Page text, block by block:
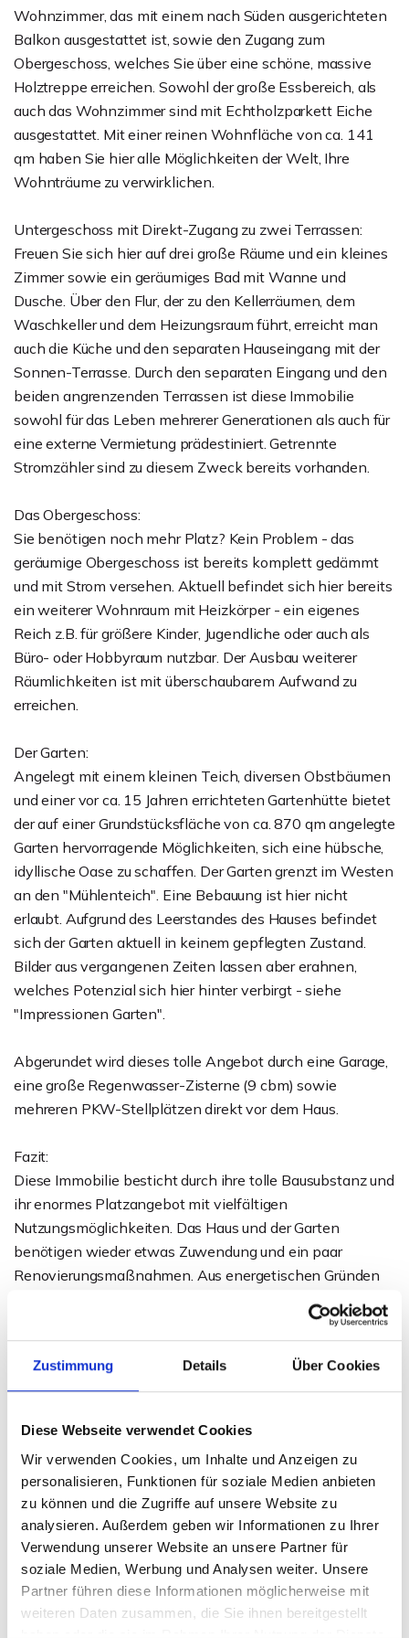
Zustimmung Details Über Cookies
Diese Webseite verwendet Cookies
Wir verwenden Cookies, um Inhalte und Anzeigen zu
personalisieren, Funktionen für soziale Medien anbieten
zu können und die Zugriffe auf unsere Website zu
analysieren. Außerdem geben wir Informationen zu Ihrer
Verwendung unserer Website an unsere Partner für
soziale Medien, Werbung und Analysen weiter. Unsere
Partner führen diese Informationen möglicherweise mit
weiteren Daten zusammen, die Sie ihnen bereitgestellt
haben oder die sie im Rahmen Ihrer Nutzung der Dienste
Wohnzimmer, das mit einem nach Süden ausgerichteten
Balkon ausgestattet ist, sowie den Zugang zum
Obergeschoss, welches Sie über eine schöne, massive
Holztreppe erreichen. Sowohl der große Essbereich, als
auch das Wohnzimmer sind mit Echtholzparkett Eiche
ausgestattet. Mit einer reinen Wohnfläche von ca. 141
qm haben Sie hier alle Möglichkeiten der Welt, Ihre
Wohnträume zu verwirklichen.
Untergeschoss mit Direkt-Zugang zu zwei Terrassen:
Freuen Sie sich hier auf drei große Räume und ein kleines
Zimmer sowie ein geräumiges Bad mit Wanne und
Dusche. Über den Flur, der zu den Kellerräumen, dem
Waschkeller und dem Heizungsraum führt, erreicht man
auch die Küche und den separaten Hauseingang mit der
Sonnen-Terrasse. Durch den separaten Eingang und den
beiden angrenzenden Terrassen ist diese Immobilie
sowohl für das Leben mehrerer Generationen als auch für
eine externe Vermietung prädestiniert. Getrennte
Stromzähler sind zu diesem Zweck bereits vorhanden.
Das Obergeschoss:
Sie benötigen noch mehr Platz? Kein Problem - das
geräumige Obergeschoss ist bereits komplett gedämmt
und mit Strom versehen. Aktuell befindet sich hier bereits
ein weiterer Wohnraum mit Heizkörper - ein eigenes
Reich z.B. für größere Kinder, Jugendliche oder auch als
Büro- oder Hobbyraum nutzbar. Der Ausbau weiterer
Räumlichkeiten ist mit überschaubarem Aufwand zu
erreichen.
Der Garten:
Angelegt mit einem kleinen Teich, diversen Obstbäumen
und einer vor ca. 15 Jahren errichteten Gartenhütte bietet
der auf einer Grundstücksfläche von ca. 870 qm angelegte
Garten hervorragende Möglichkeiten, sich eine hübsche,
idyllische Oase zu schaffen. Der Garten grenzt im Westen
an den "Mühlenteich". Eine Bebauung ist hier nicht
erlaubt. Aufgrund des Leerstandes des Hauses befindet
sich der Garten aktuell in keinem gepflegten Zustand.
Bilder aus vergangenen Zeiten lassen aber erahnen,
welches Potenzial sich hier hinter verbirgt - siehe
"Impressionen Garten".
Abgerundet wird dieses tolle Angebot durch eine Garage,
eine große Regenwasser-Zisterne (9 cbm) sowie
mehreren PKW-Stellplätzen direkt vor dem Haus.
Fazit:
Diese Immobilie besticht durch ihre tolle Bausubstanz und
ihr enormes Platzangebot mit vielfältigen
Nutzungsmöglichkeiten. Das Haus und der Garten
benötigen wieder etwas Zuwendung und ein paar
Renovierungsmaßnahmen. Aus energetischen Gründen
sollten die Fenster und die defekte Ölzentralheizung
erneuert bzw. ausgetauscht werden. Wer viel Platz
braucht, um sich frei entfalten zu können, ist hier genau
richtig, um diese Immobilie sinnvoll zu nutzen und in
neuem Glanz erstrahlen zu lassen.
Hat diese Immobilie Ihr Interesse geweckt? Dann fordern
Sie gerne unser aussagekräftiges Exposé an.
Ansprechpartner
Daniel Behrendt